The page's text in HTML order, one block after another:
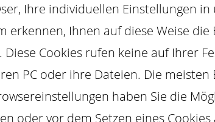
Ihre individuellen Einstellungen
erkennen, Ihnen auf diese Weise
Cookies rufen keine auf Ihrer
PC oder ihre Dateien. Die meisten
haben Sie die
oder vor dem Setzen eines